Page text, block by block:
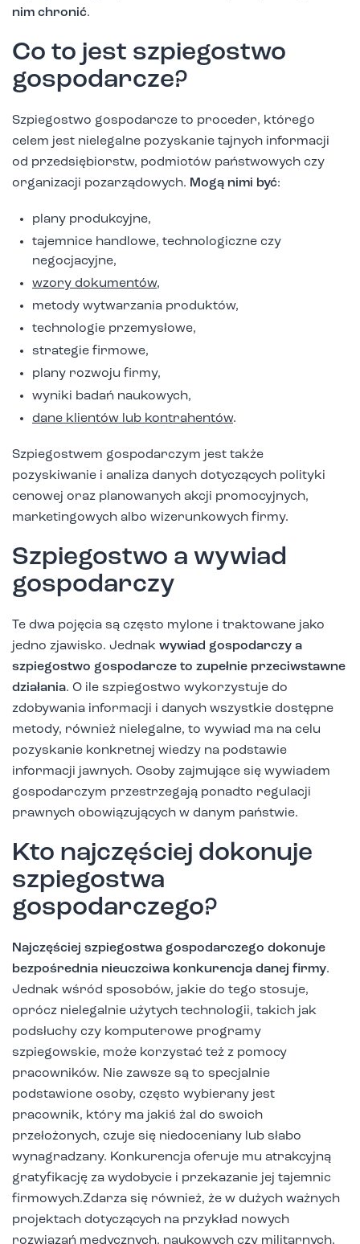
nim chronić.
Co to jest szpiegostwo
gospodarcze?
Szpiegostwo gospodarcze to proceder, którego
celem jest nielegalne pozyskanie tajnych informacji
od przedsiębiorstw, podmiotów państwowych czy
organizacji pozarządowych. Mogą nimi być:
plany produkcyjne,
tajemnice handlowe, technologiczne czy
negocjacyjne,
wzory dokumentów,
metody wytwarzania produktów,
technologie przemysłowe,
strategie firmowe,
plany rozwoju firmy,
wyniki badań naukowych,
dane klientów lub kontrahentów.
Szpiegostwem gospodarczym jest także
pozyskiwanie i analiza danych dotyczących polityki
cenowej oraz planowanych akcji promocyjnych,
marketingowych albo wizerunkowych firmy.
Szpiegostwo a wywiad
gospodarczy
Te dwa pojęcia są często mylone i traktowane jako
jedno zjawisko. Jednak wywiad gospodarczy a
szpiegostwo gospodarcze to zupełnie przeciwstawne
działania. O ile szpiegostwo wykorzystuje do
zdobywania informacji i danych wszystkie dostępne
metody, również nielegalne, to wywiad ma na celu
pozyskanie konkretnej wiedzy na podstawie
informacji jawnych. Osoby zajmujące się wywiadem
gospodarczym przestrzegają ponadto regulacji
prawnych obowiązujących w danym państwie.
Kto najczęściej dokonuje
szpiegostwa
gospodarczego?
Najczęściej szpiegostwa gospodarczego dokonuje
bezpośrednia nieuczciwa konkurencja danej firmy.
Jednak wśród sposobów, jakie do tego stosuje,
oprócz nielegalnie użytych technologii, takich jak
podsłuchy czy komputerowe programy
szpiegowskie, może korzystać też z pomocy
pracowników. Nie zawsze są to specjalnie
podstawione osoby, często wybierany jest
pracownik, który ma jakiś żal do swoich
przełożonych, czuje się niedoceniany lub słabo
wynagradzany. Konkurencja oferuje mu atrakcyjną
gratyfikację za wydobycie i przekazanie jej tajemnic
firmowych.Zdarza się również, że w dużych ważnych
projektach dotyczących na przykład nowych
rozwiązań medycznych, naukowych czy militarnych,